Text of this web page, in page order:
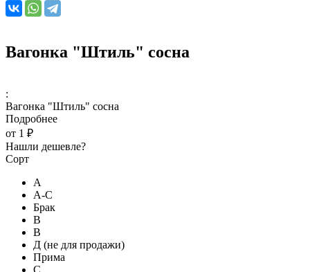
Вагонка "Штиль" сосна
:
Вагонка "Штиль" сосна
Подробнее
от 1 ₽
Нашли дешевле?
Сорт
А
А-С
Брак
В
В
Д (не для продажи)
Прима
С